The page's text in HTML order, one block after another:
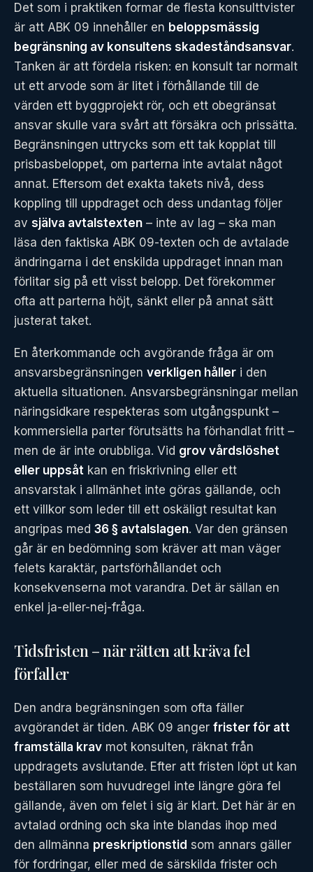
Det som i praktiken formar de flesta konsulttvister
är att ABK 09 innehåller en beloppsmässig
begränsning av konsultens skadeståndsansvar.
Tanken är att fördela risken: en konsult tar normalt
ut ett arvode som är litet i förhållande till de
värden ett byggprojekt rör, och ett obegränsat
ansvar skulle vara svårt att försäkra och prissätta.
Begränsningen uttrycks som ett tak kopplat till
prisbasbeloppet, om parterna inte avtalat något
annat. Eftersom det exakta takets nivå, dess
koppling till uppdraget och dess undantag följer
av själva avtalstexten – inte av lag – ska man
läsa den faktiska ABK 09-texten och de avtalade
ändringarna i det enskilda uppdraget innan man
förlitar sig på ett visst belopp. Det förekommer
ofta att parterna höjt, sänkt eller på annat sätt
justerat taket.
En återkommande och avgörande fråga är om
ansvarsbegränsningen verkligen håller i den
aktuella situationen. Ansvarsbegränsningar mellan
näringsidkare respekteras som utgångspunkt –
kommersiella parter förutsätts ha förhandlat fritt –
men de är inte orubbliga. Vid grov vårdslöshet
eller uppsåt kan en friskrivning eller ett
ansvarstak i allmänhet inte göras gällande, och
ett villkor som leder till ett oskäligt resultat kan
angripas med 36 § avtalslagen. Var den gränsen
går är en bedömning som kräver att man väger
felets karaktär, partsförhållandet och
konsekvenserna mot varandra. Det är sällan en
enkel ja-eller-nej-fråga.
Tidsfristen – när rätten att kräva fel
förfaller
Den andra begränsningen som ofta fäller
avgörandet är tiden. ABK 09 anger frister för att
framställa krav mot konsulten, räknat från
uppdragets avslutande. Efter att fristen löpt ut kan
beställaren som huvudregel inte längre göra fel
gällande, även om felet i sig är klart. Det här är en
avtalad ordning och ska inte blandas ihop med
den allmänna preskriptionstid som annars gäller
för fordringar, eller med de särskilda frister och